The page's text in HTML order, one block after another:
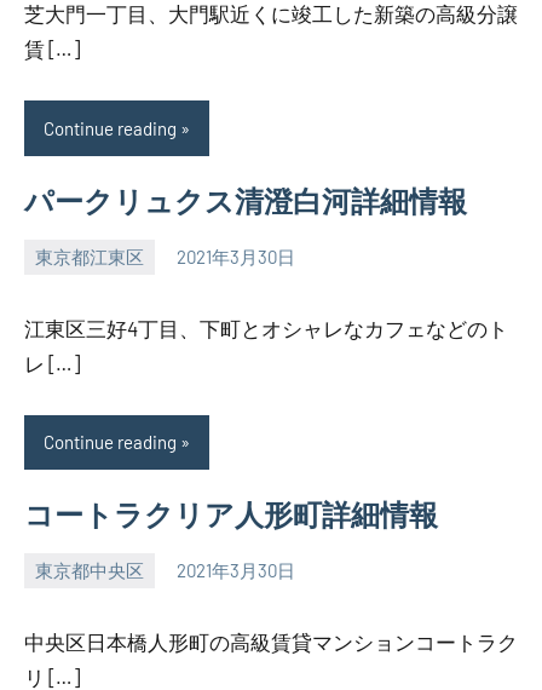
芝大門一丁目、大門駅近くに竣工した新築の高級分譲
賃 […]
Continue reading
パークリュクス清澄白河詳細情報
東京都江東区 2021年3月30日
SEZIMO
江東区三好4丁目、下町とオシャレなカフェなどのト
レ […]
Continue reading
コートラクリア人形町詳細情報
東京都中央区 2021年3月30日
SEZIMO
中央区日本橋人形町の高級賃貸マンションコートラク
リ […]